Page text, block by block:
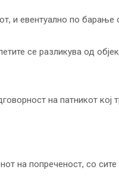
и евентуално по
се разликува од
на патникот
на попреченост, со